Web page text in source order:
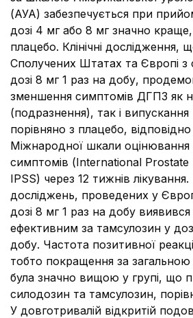
(АУА) забезпечується при
дозі 4 мг або 8 мг значно
плацебо. Клінічні дослідження,
Сполучених Штатах та Європі
дозі 8 мг 1 раз на добу,
зменшення симптомів ДГПЗ як
(подразнення), так і випускання
порівняно з плацебо,
Міжнародної шкали оцінювання
симптомів (International
IPSS) через 12 тижнів лікування.
досліджень, проведених у
дозі 8 мг 1 раз на добу
ефективним за тамсулозин у
добу. Частота позитивної
тобто покращення за
була значно вищою у групі, що
силодозин та тамсулозин,
У довготривалій відкритій